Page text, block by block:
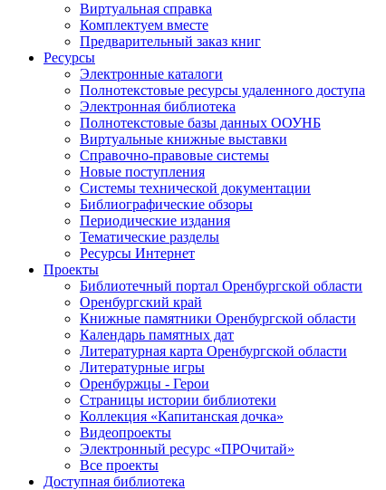
Виртуальная справка
Комплектуем вместе
Предварительный заказ книг
Ресурсы
Электронные каталоги
Полнотекстовые ресурсы удаленного доступа
Электронная библиотека
Полнотекстовые базы данных ООУНБ
Виртуальные книжные выставки
Справочно-правовые системы
Новые поступления
Cистемы технической документации
Библиографические обзоры
Периодические издания
Тематические разделы
Ресурсы Интернет
Проекты
Библиотечный портал Оренбургской области
Оренбургский край
Книжные памятники Оренбургской области
Календарь памятных дат
Литературная карта Оренбургской области
Литературные игры
Оренбуржцы - Герои
Страницы истории библиотеки
Коллекция «Капитанская дочка»
Видеопроекты
Электронный ресурс «ПРОчитай»
Все проекты
Доступная библиотека